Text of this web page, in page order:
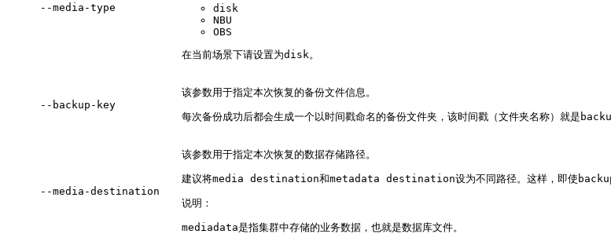
--media-type
disk
NBU
OBS
在当前场景下请设置为disk。
--backup-key
该参数用于指定本次恢复的备份文件信息。
每次备份成功后都会生成一个以时间戳命名的备份文件夹，该时间戳（文件夹名称）就是
--media-destination
该参数用于指定本次恢复的数据存储路径。
建议将media destination和metadata destination设为不同路径。这样，即使backup
说明：
mediadata是指集群中存储的业务数据，也就是数据库文件。